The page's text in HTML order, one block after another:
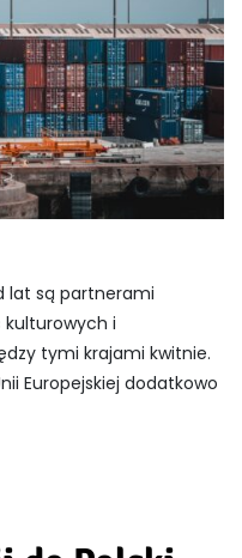
lat są partnerami
i
tymi krajami kwitnie.
Europejskiej dodatkowo